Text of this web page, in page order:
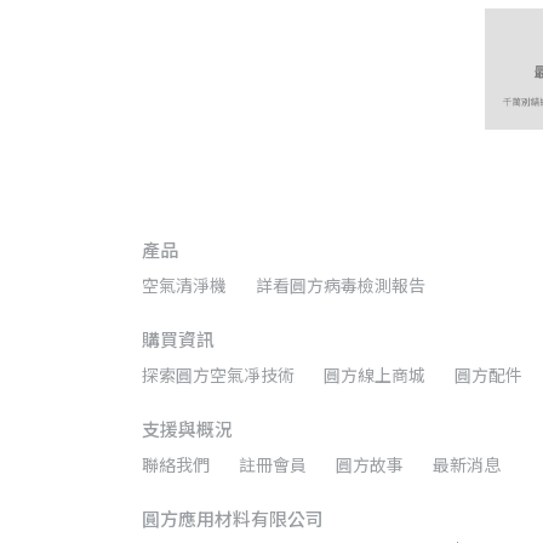
產品
空氣清淨機 詳看圓方病毒檢測報告
購買資訊
探索圓方空氣凈技術 圓方線上商城 圓方配件
支援與概況
聯絡我們 註冊會員 圓方故事 最新消息
圓方應用材料有限公司